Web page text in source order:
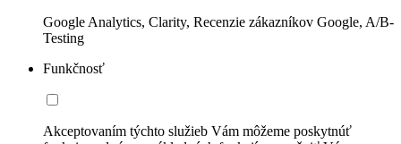
Google Analytics, Clarity, Recenzie zákazníkov Google, A/B-
Testing
Funkčnosť
Akceptovaním týchto služieb Vám môžeme poskytnúť